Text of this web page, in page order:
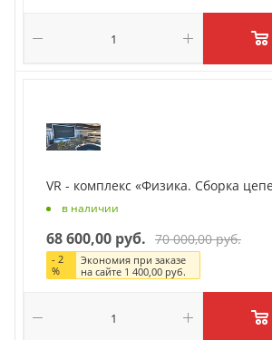
VR - комплекс «Физика. Сборка
в наличии
68 600,00 руб. 70 000,00 руб.
- 2
%
Экономия при заказе
на сайте 1 400,00 руб.